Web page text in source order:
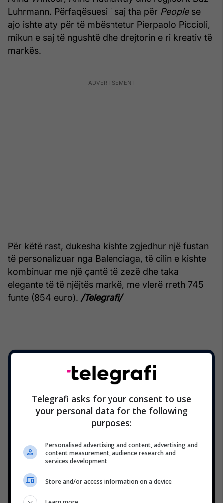
Luhrmann. Përfaqësuesi i saj tha për Peoplese
ajo ishte aty për të mbështetur Pierpaolo Piccioli,
mikun e saj të ngushtë dhe drejtorin e ri kreativ të
markës.
Për këtë rast, dukesha kishte zgjedhur një fustan
të personalizuar nga Balenciaga, të cilin e kishte
kombinuar me një çantë të zezë dhe taka
elegante të të njëjtës markë, me vlerë rreth 745
funte (854 euro). /Telegrafi/
Telegrafi asks for your consent to use
your personal data for the following
purposes:
Personalised advertising and content, advertising and
content measurement, audience research and
services development
Store and/or access information on a device